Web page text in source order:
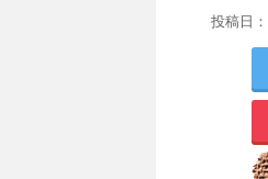
投稿日：